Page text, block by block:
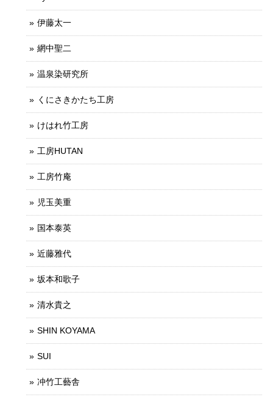
伊藤太一
網中聖二
温泉染研究所
くにさきかたち工房
けはれ竹工房
工房HUTAN
工房竹庵
児玉美重
国本泰英
近藤雅代
坂本和歌子
清水貴之
SHIN KOYAMA
SUI
冲竹工藝舎